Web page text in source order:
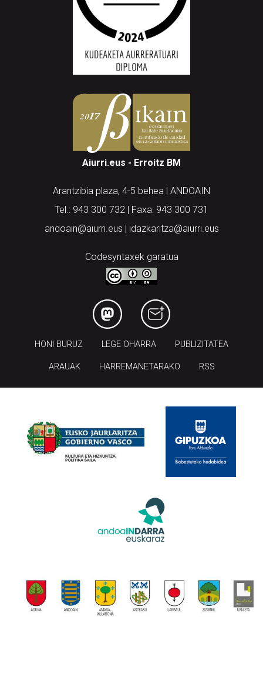
Aiurri.eus - Erroitz BM
Arantzibia plaza, 4-5 behea | ANDOAIN
Tel.: 943 300 732 | Faxa: 943 300 731
andoain@aiurri.eus | idazkaritza@aiurri.eus
Codesyntaxek garatua
HONI BURUZ LEGE OHARRA PUBLIZITATEA
ARAUAK HARREMANETARAKO RSS